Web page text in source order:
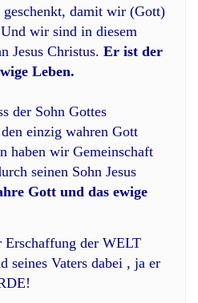
damit wir (Gott)
wir sind in diesem
Jesus Christus. Er ist der
Leben.
der Sohn Gottes
einzig wahren Gott
haben wir Gemeinschaft
seinen Sohn Jesus
Gott und das ewige
Erschaffung der WELT
Vaters dabei , ja er